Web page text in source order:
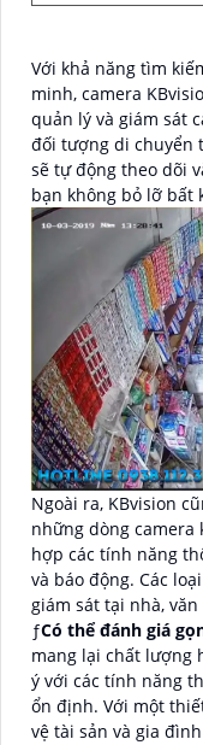
Với khả năng tìm
minh, camera
quản lý và giám sát
đối tượng di chuyển
sẽ tự động theo dõi
bạn không bỏ lỡ bất
Ngoài ra, KBvision
những dòng camera
hợp các tính năng
và báo động. Các
giám sát tại nhà,
ƒCó thể đánh giá
mang lại chất lượng
ý với các tính năng
ổn định. Với một
vệ tài sản và gia